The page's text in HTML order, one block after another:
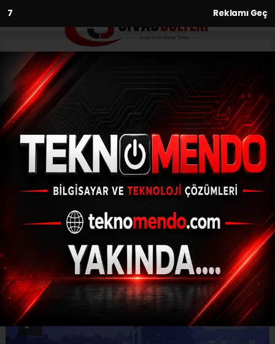
6 Reklamı Geç
Anasayfa Asayiş
Otomobilin tırın altına girip 1
kişinin öldüğü kaza anı
kamerada
ASAYIŞ
(İHA) - İhlas Haber Ajansı | 31.05.2023 - 14:04, Güncelleme: 31.05.2023
- 13:35
Otomobilin tırın altına girip 1 kişinin öldüğü
kaza anı kamerada
ABONE OL